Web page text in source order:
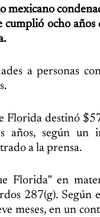
mexicano
cumplió ocho
a personas
Florida destinó
años, según un
a la prensa.
Florida” en
287(g). Según
meses, en un